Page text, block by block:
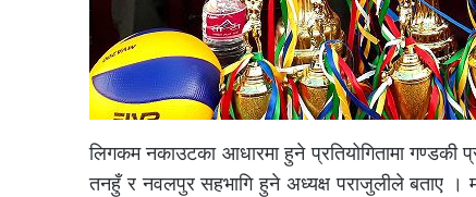
लिगकम नकाउटका आधारमा हुने प्रतियोगितामा
तनहुँ र नवलपुर सहभागि हुने अध्यक्ष पराजुलीले बताए ।